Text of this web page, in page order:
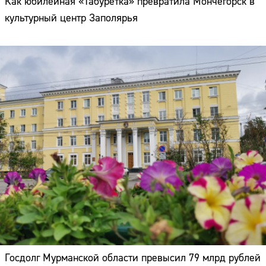
культурный центр Заполярья
Госдолг Мурманской области превысил 79 млрд рублей